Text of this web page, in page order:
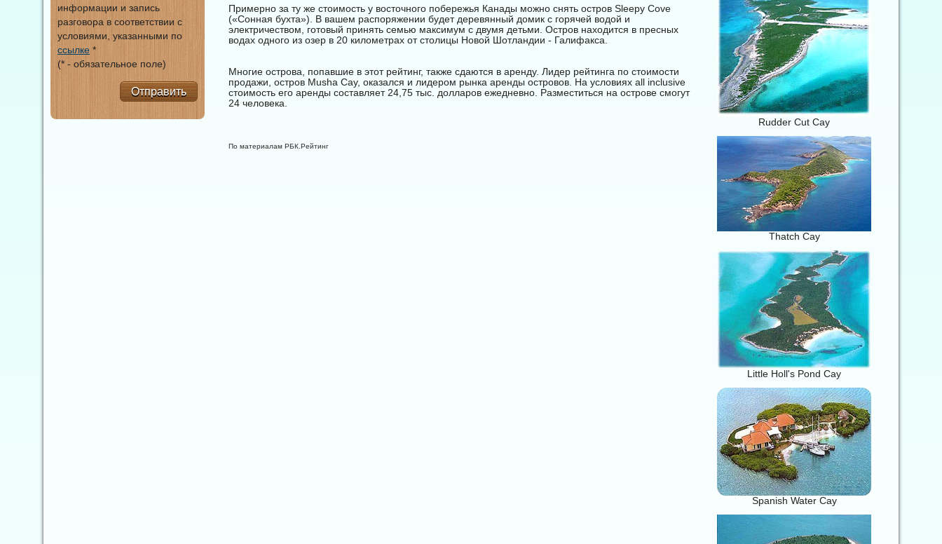
Rudder Cut Cay
Thatch Cay
Little Holl's Pond Cay
Spanish Water Cay
Примерно за ту же стоимость у восточного побережья Канады можно снять остров Sleepy Cove
(«Сонная бухта»). В вашем распоряжении будет деревянный домик с горячей водой и
электричеством, готовый принять семью максимум с двумя детьми. Остров находится в пресных
водах одного из озер в 20 километрах от столицы Новой Шотландии - Галифакса.
Многие острова, попавшие в этот рейтинг, также сдаются в аренду. Лидер рейтинга по стоимости
продажи, остров Musha Cay, оказался и лидером рынка аренды островов. На условиях all inclusive
стоимость его аренды составляет 24,75 тыс. долларов ежедневно. Разместиться на острове смогут
24 человека.
По материалам РБК.Рейтинг
информации и запись
разговора в соответствии с
условиями, указанными по
ссылке *
(* - обязательное поле)
Отправить